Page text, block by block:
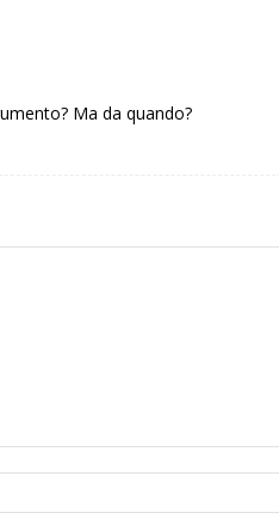
Ma da quando?